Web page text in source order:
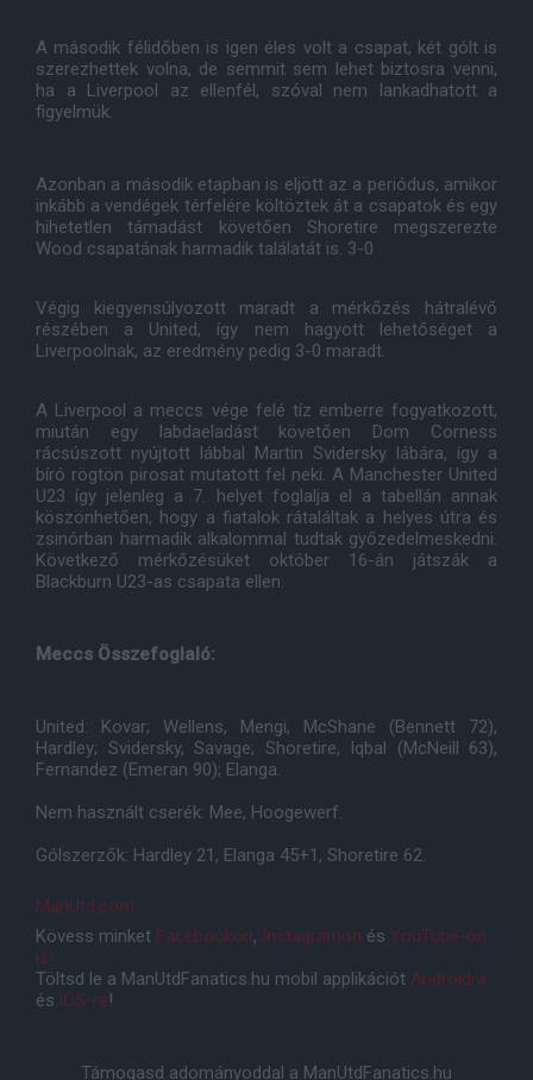
A második félidőben is igen éles volt a csapat, két gólt is
szerezhettek volna, de semmit sem lehet biztosra venni,
ha a Liverpool az ellenfél, szóval nem lankadhatott a
figyelmük.
Azonban a második etapban is eljött az a periódus, amikor
inkább a vendégek térfelére költöztek át a csapatok és egy
hihetetlen támadást követően Shoretire megszerezte
Wood csapatának harmadik találatát is. 3-0
Végig kiegyensúlyozott maradt a mérkőzés hátralévő
részében a United, így nem hagyott lehetőséget a
Liverpoolnak, az eredmény pedig 3-0 maradt.
A Liverpool a meccs vége felé tíz emberre fogyatkozott,
miután egy labdaeladást követően Dom Corness
rácsúszott nyújtott lábbal Martin Svidersky lábára, így a
bíró rögtön pirosat mutatott fel neki. A Manchester United
U23 így jelenleg a 7. helyet foglalja el a tabellán annak
köszönhetően, hogy a fiatalok rátaláltak a helyes útra és
zsinórban harmadik alkalommal tudtak győzedelmeskedni.
Következő mérkőzésüket október 16-án játszák a
Blackburn U23-as csapata ellen.
Meccs Összefoglaló:
United: Kovar; Wellens, Mengi, McShane (Bennett 72),
Hardley; Svidersky, Savage; Shoretire, Iqbal (McNeill 63),
Fernandez (Emeran 90); Elanga.
Nem használt cserék: Mee, Hoogewerf.
Gólszerzők: Hardley 21, Elanga 45+1, Shoretire 62.
ManUtd.com
Kövess minket Facebookon, Instagramon és YouTube-on
is!
Töltsd le a ManUtdFanatics.hu mobil applikációt Androidra
és iOS-re!
Támogasd adományoddal a ManUtdFanatics.hu